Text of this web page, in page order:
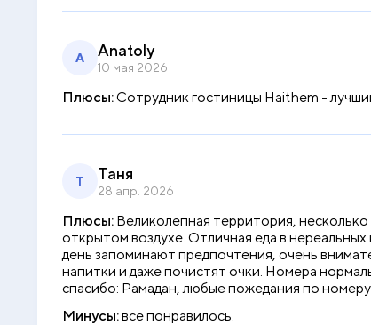
A Anatoly
10 мая 2026
Плюсы:Сотрудник гостиницы Haithem -
Т Таня
28 апр. 2026
Плюсы: Великолепная территория,
открытом воздухе. Отличная еда в
день запоминают предпочтения, очень
напитки и даже почистят очки. Номера
спасибо: Рамадан, любые пожедания по
Минусы:все понравилось.